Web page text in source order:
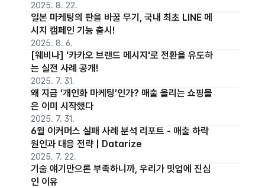
2025. 8. 22.
일본 마케팅의 판을 바꿀 무기, 국내 최초 LINE 메
시지 캠페인 기능 출시!
2025. 8. 6.
[웨비나] '카카오 브랜드 메시지'로 전환을 유도하
는 실전 사례 공개!
2025. 7. 31.
왜 지금 ‘개인화 마케팅’인가? 매출 올리는 쇼핑몰
은 이미 시작했다
2025. 7. 31.
6월 이커머스 실패 사례 분석 리포트 - 매출 하락
원인과 대응 전략 | Datarize
2025. 7. 22.
기술 얘기만으론 부족하니까, 우리가 밋업에 진심
인 이유